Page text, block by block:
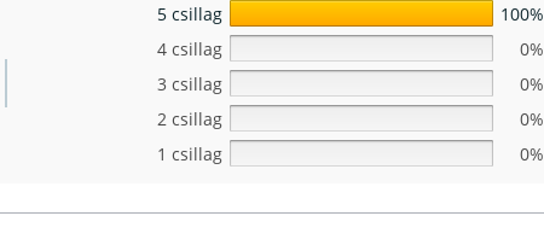
5 csillag
100%
4 csillag
0%
3 csillag
0%
2 csillag
0%
1 csillag
0%